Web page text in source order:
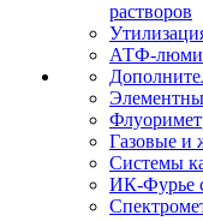
растворов
АТФ-
Газовые и
Системы
ИК-Фурье